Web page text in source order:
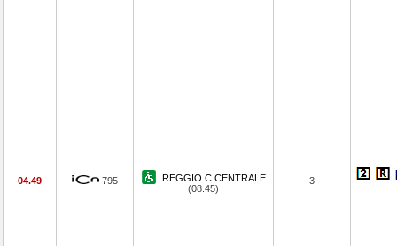
04.49 795
REGGIO C.CENTRALE
(08.45)
3